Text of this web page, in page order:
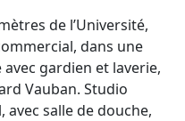
de l’Université,
dans une
gardien et laverie,
Vauban. Studio
salle de douche,